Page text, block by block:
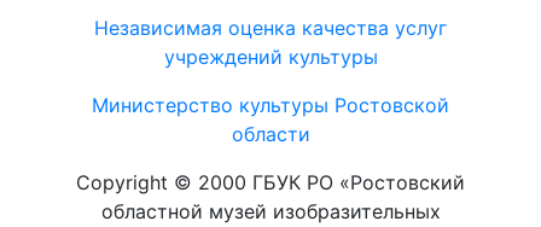
Независимая оценка качества услуг
учреждений культуры
Министерство культуры Ростовской
области
Copyright © 2000 ГБУК РО «Ростовский
областной музей изобразительных